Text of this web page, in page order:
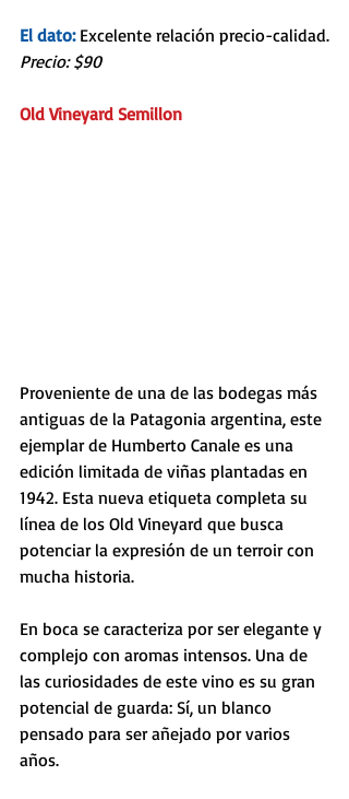
El dato: Excelente relación precio-calidad.
Precio: $90
Old Vineyard Semillon
Proveniente de una de las bodegas más
antiguas de la Patagonia argentina, este
ejemplar de Humberto Canale es una
edición limitada de viñas plantadas en
1942. Esta nueva etiqueta completa su
línea de los Old Vineyard que busca
potenciar la expresión de un terroir con
mucha historia.
En boca se caracteriza por ser elegante y
complejo con aromas intensos. Una de
las curiosidades de este vino es su gran
potencial de guarda: Sí, un blanco
pensado para ser añejado por varios
años.